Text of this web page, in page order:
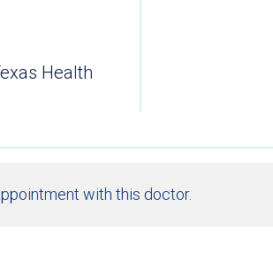
Health
with this doctor.